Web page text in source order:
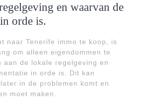
en waarvan de
orde is.
naar Tenerife immo te koop, is
om alleen eigendommen te
aan de lokale regelgeving en
in orde is. Dit kan
in de problemen komt en
moet maken.